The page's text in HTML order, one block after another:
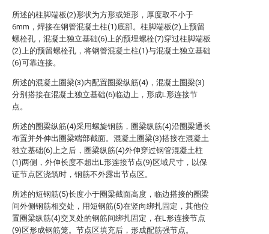
所述的柱脚端板(2)形状为方形或矩形，厚度取不小于
6mm，焊接在钢管混凝土柱(1)底部。柱脚端板(2)上预留
螺栓孔，混凝土独立基础(6)上的预埋螺栓(7)穿过柱脚端板
(2)上的预留螺栓孔，将钢管混凝土柱(1)与混凝土独立基础
(6)可靠连接。
所述的混凝土圈梁(3)内配置圈梁纵筋(4)，混凝土圈梁(3)
分别搭接在混凝土独立基础(6)临边上，形成L形连接节
点。
所述的圈梁纵筋(4)采用螺旋钢筋，圈梁纵筋(4)沿圈梁通长
布置并外伸出圈梁端部截面。混凝土圈梁(3)搭接在混凝土
独立基础(6)上之后，圈梁纵筋(4)外伸穿过钢管混凝土柱
(1)两侧，外伸长度不超出L形连接节点(9)区域尺寸，以保
证节点区浇筑时，钢筋不外露出节点区。
所述的短钢筋(5)长度小于圈梁截面高度，临边搭接的圈梁
间外侧钢筋相交处，用短钢筋(5)在竖向绑扎固定，其他位
置圈梁纵筋(4)交叉处的钢筋间绑扎固定，在L形连接节点
(9)区形成钢筋笼。节点区填充后，形成配筋强节点。